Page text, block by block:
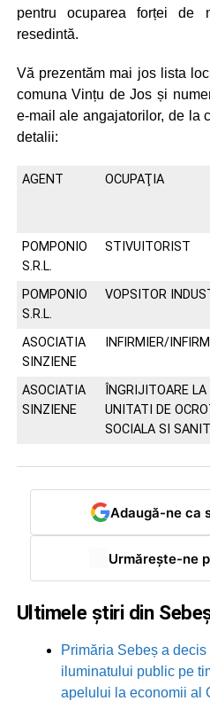
pentru ocuparea forței de
resedintă.
Vă prezentăm mai jos lista
comuna Vințu de Jos și
e-mail ale angajatorilor, de la
detalii:
AGENT OCUPAŢIA
POMPONIO
S.R.L.
STIVUITORIST
POMPONIO
S.R.L.
VOPSITOR
ASOCIATIA
SINZIENE
INFIRMIER/
ASOCIATIA
SINZIENE
ÎNGRIJITOARE LA
UNITATI DE
SOCIALA SI
Adaugă-ne ca
Urmărește-ne
Ultimele știri din
Primăria Sebeș a
iluminatului public pe
apelului la economii al